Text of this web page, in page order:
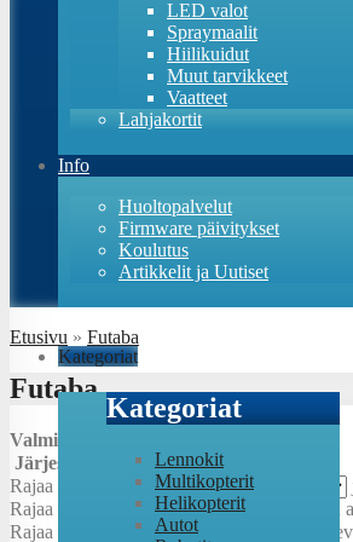
LED valot
Spraymaalit
Hiilikuidut
Muut tarvikkeet
Vaatteet
Lahjakortit
Info
Huoltopalvelut
Firmware päivitykset
Koulutus
Artikkelit ja Uutiset
Kategoriat
Kategoriat
Lennokit
Multikopterit
Helikopterit
Autot
Etusivu » Futaba
Futaba
Valmistaja:
Järjestys:
Rajaa
Kennomäärä/jännite:
Rajaa
Kokoluokka:
ja sen
Rajaa
ja sen